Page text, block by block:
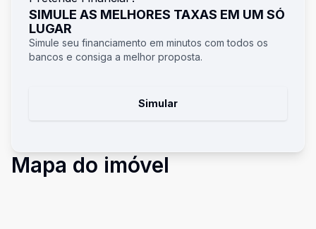
SIMULE AS MELHORES TAXAS EM UM SÓ
LUGAR
Simule seu financiamento em minutos com todos os
bancos e consiga a melhor proposta.
Simular
Mapa do imóvel